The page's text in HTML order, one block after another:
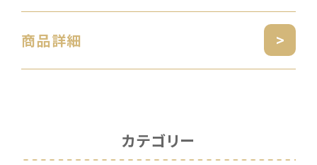
商品詳細
カテゴリー